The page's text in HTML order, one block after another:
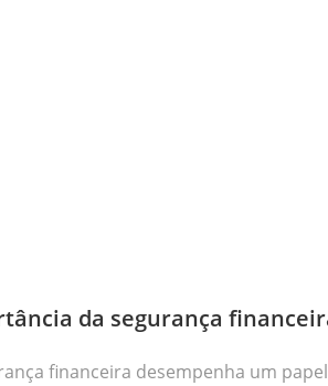
da segurança
financeira desempenha um